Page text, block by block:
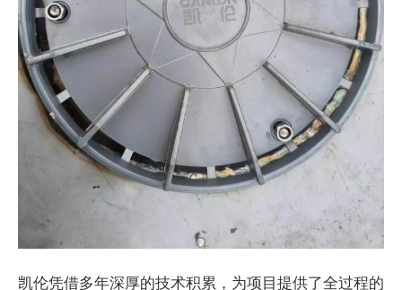
凯伦凭借多年深厚的技术积累，为项目提供了全过程的